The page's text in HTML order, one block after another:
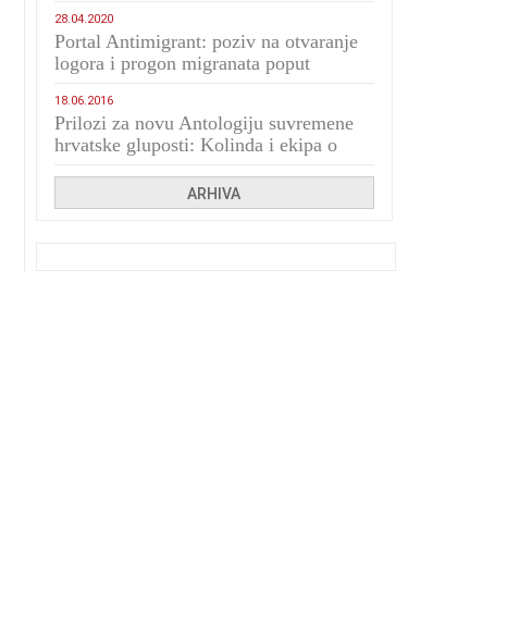
28.04.2020
Portal Antimigrant: poziv na otvaranje
logora i progon migranata poput
18.06.2016
Prilozi za novu Antologiju suvremene
hrvatske gluposti: Kolinda i ekipa o
ARHIVA